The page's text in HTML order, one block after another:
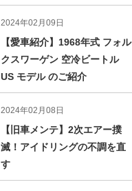
2024年02月09日
【愛車紹介】1968年式 フォル
クスワーゲン 空冷ビートル
US モデル のご紹介
2024年02月08日
【旧車メンテ】2次エアー撲
滅！アイドリングの不調を直
す